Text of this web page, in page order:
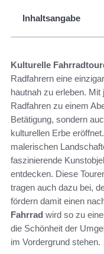
Inhaltsangabe
Kulturelle
Radfahrern eine
hautnah zu erleben.
Radfahren zu einem
Betätigung, sondern
kulturellen Erbe
malerischen
faszinierende
entdecken. Diese
tragen auch dazu bei,
fördern damit einen
Fahrrad wird so zu
die Schönheit der
im Vordergrund stehen.